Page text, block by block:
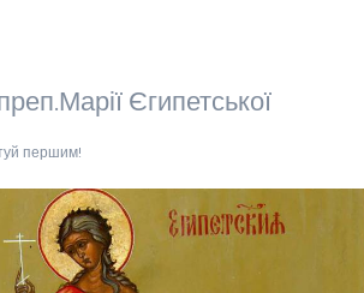
Єгипетської
першим!